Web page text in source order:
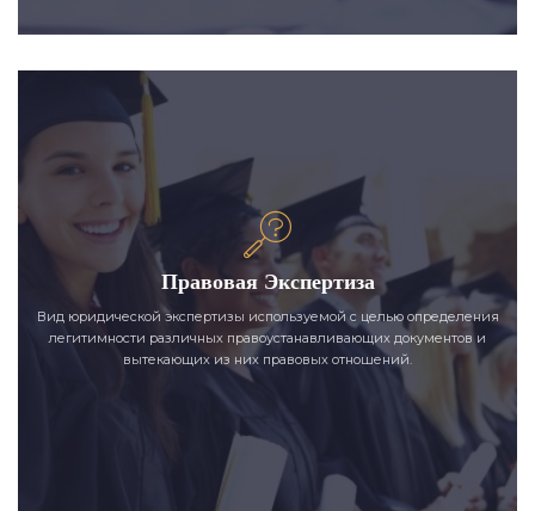
Правовая Экспертиза
Вид юридической экспертизы используемой с целью определения
легитимности различных правоустанавливающих документов и
вытекающих из них правовых отношений.